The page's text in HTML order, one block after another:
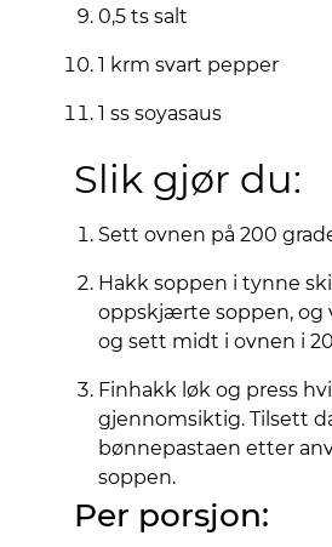
0,5 ts salt
1 krm svart pepper
1 ss soyasaus
Slik gjør du:
Sett ovnen på 200
Hakk soppen i tynne
oppskjærte soppen, og
og sett midt i ovnen i
Finhakk løk og press
gjennomsiktig. Tilsett
bønnepastaen etter
soppen.
Per porsjon: